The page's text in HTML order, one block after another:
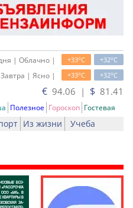
+32oC
+33oC
| Облачно |
+32oC
+33oC
Завтра | Ясно |
€ 94.06 | $ 81.41
Полезное Гороскоп Гостевая
Из жизни Учеба